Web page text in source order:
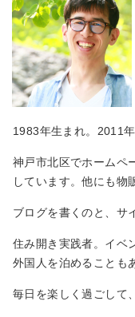
1983年生まれ。2011
神戸市北区でホームペ
しています。他にも物
ブログを書くのと、サ
住み開き実践者。イベ
外国人を泊めることも
毎日を楽しく過ごして